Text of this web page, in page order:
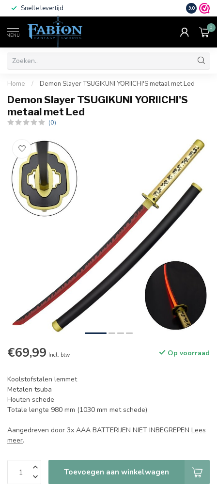
Snelle levertijd Vele
9.0
MENU
0
Home / Demon Slayer TSUGIKUNI YORIICHI'S metaal met Led
Demon Slayer TSUGIKUNI YORIICHI'S
metaal met Led
(0)
€69,99 Incl. btw Op voorraad
Koolstofstalen lemmet
Metalen tsuba
Houten schede
Totale lengte 980 mm (1030 mm met schede)
Aangedreven door 3x AAA BATTERIJEN NIET INBEGREPEN Lees
meer.
Toevoegen aan winkelwagen